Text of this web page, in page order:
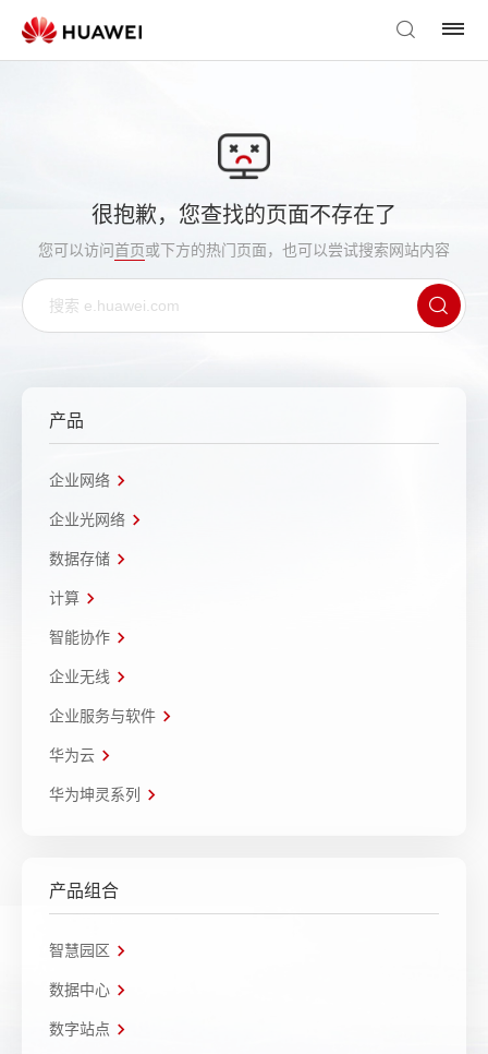
很抱歉，您查找的页面不存在了
您可以访问首页或下方的热门页面，也可以尝试搜索网站内容
产品
企业网络
企业光网络
数据存储
计算
智能协作
企业无线
企业服务与软件
华为云
华为坤灵系列
产品组合
智慧园区
数据中心
数字站点